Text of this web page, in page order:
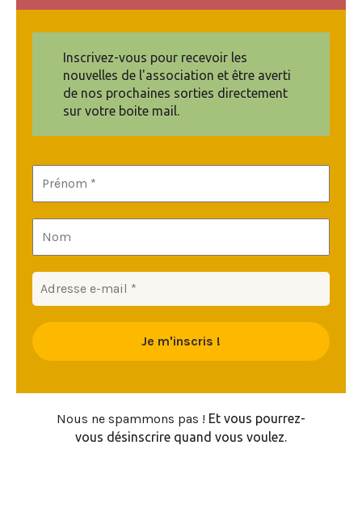
Inscrivez-vous pour recevoir les
nouvelles de l'association et être averti
de nos prochaines sorties directement
sur votre boite mail.
Prénom
Adresse
e-
mail
*
Nous ne spammons pas ! Et vous pourrez-
vous désinscrire quand vous voulez.